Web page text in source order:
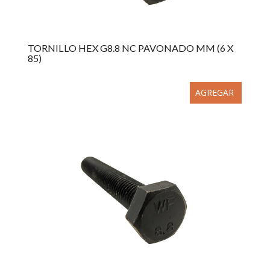
TORNILLO HEX G8.8 NC PAVONADO MM (6 X
85)
AGREGAR